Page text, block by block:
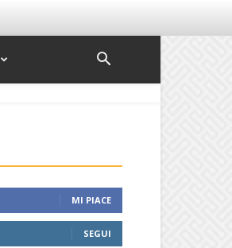
MI PIACE
SEGUI